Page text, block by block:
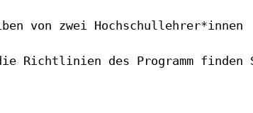
von zwei Hochschullehrer*innen
die Richtlinien des Programm